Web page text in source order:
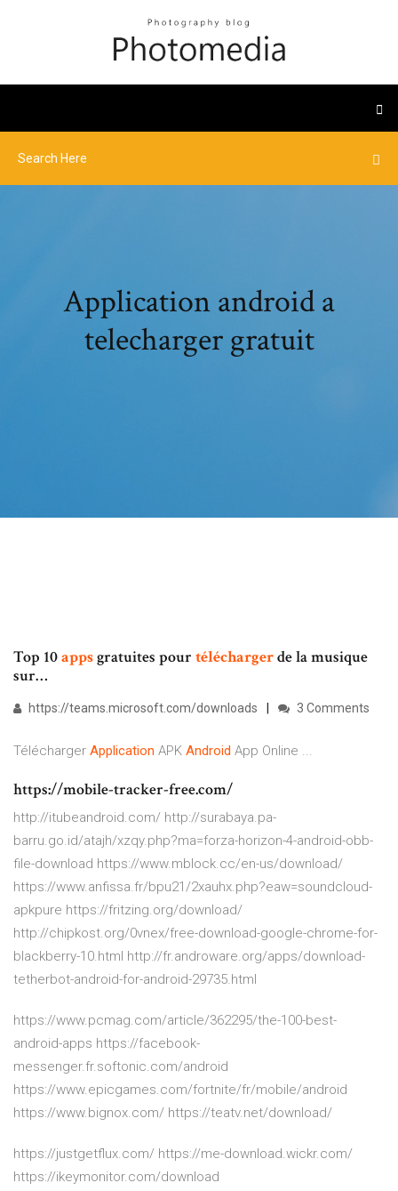
Application android a
telecharger gratuit
Top 10appsgratuites pour téléchargerde la musique
sur…
https://teams.microsoft.com/downloads 3 Comments
Télécharger Application APK Android App Online ...
https://mobile-tracker-free.com/
http://itubeandroid.com/ http://surabaya.pa-
barru.go.id/atajh/xzqy.php?ma=forza-horizon-4-android-obb-
file-download https://www.mblock.cc/en-us/download/
https://www.anfissa.fr/bpu21/2xauhx.php?eaw=soundcloud-
apkpure https://fritzing.org/download/
http://chipkost.org/0vnex/free-download-google-chrome-for-
blackberry-10.html http://fr.androware.org/apps/download-
tetherbot-android-for-android-29735.html
https://www.pcmag.com/article/362295/the-100-best-
android-apps https://facebook-
messenger.fr.softonic.com/android
https://www.epicgames.com/fortnite/fr/mobile/android
https://www.bignox.com/ https://teatv.net/download/
https://justgetflux.com/ https://me-download.wickr.com/
https://ikeymonitor.com/download